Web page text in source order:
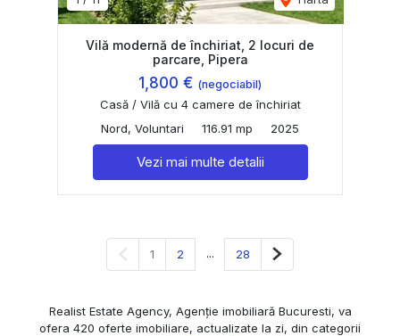
Vilă modernă de închiriat, 2 locuri de
parcare, Pipera
1,800 € (negociabil)
Casă / Vilă cu 4 camere de închiriat
Nord, Voluntari
116.91 mp 2025
Vezi mai multe detalii
Pagina anterioară
1 2 ... 28 Pagina următoare
Realist Estate Agency, Agenție imobiliară Bucuresti, va
ofera 420 oferte imobiliare, actualizate la zi, din categorii